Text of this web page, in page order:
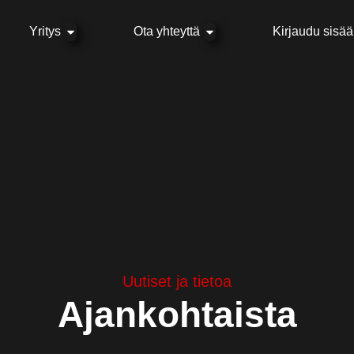
Yritys Open Yritys Ota yhteyttä Open Ota yhteyttä
Kirjaudu
Uutiset ja tietoa
Ajankohtaista